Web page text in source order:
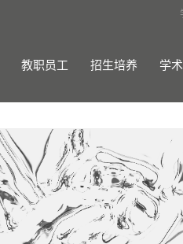
教职员工 招生培养 学